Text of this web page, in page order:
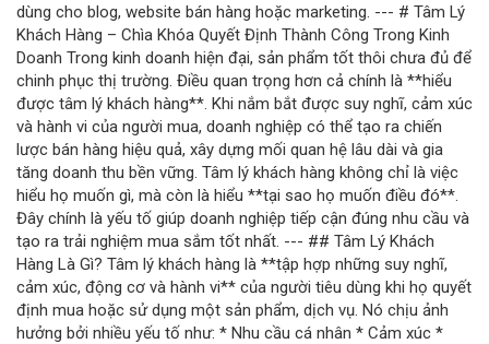
dùng cho blog, website bán hàng hoặc marketing. --- # Tâm Lý
Khách Hàng – Chìa Khóa Quyết Định Thành Công Trong Kinh
Doanh Trong kinh doanh hiện đại, sản phẩm tốt thôi chưa đủ để
chinh phục thị trường. Điều quan trọng hơn cả chính là **hiểu
được tâm lý khách hàng**. Khi nắm bắt được suy nghĩ, cảm xúc
và hành vi của người mua, doanh nghiệp có thể tạo ra chiến
lược bán hàng hiệu quả, xây dựng mối quan hệ lâu dài và gia
tăng doanh thu bền vững. Tâm lý khách hàng không chỉ là việc
hiểu họ muốn gì, mà còn là hiểu **tại sao họ muốn điều đó**.
Đây chính là yếu tố giúp doanh nghiệp tiếp cận đúng nhu cầu và
tạo ra trải nghiệm mua sắm tốt nhất. --- ## Tâm Lý Khách
Hàng Là Gì? Tâm lý khách hàng là **tập hợp những suy nghĩ,
cảm xúc, động cơ và hành vi** của người tiêu dùng khi họ quyết
định mua hoặc sử dụng một sản phẩm, dịch vụ. Nó chịu ảnh
hưởng bởi nhiều yếu tố như: * Nhu cầu cá nhân * Cảm xúc *